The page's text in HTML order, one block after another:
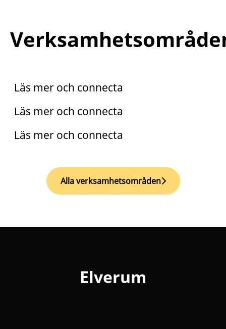
Läs mer och connecta
Läs mer och connecta
Läs mer och connecta
Alla verksamhetsområden
Elverum